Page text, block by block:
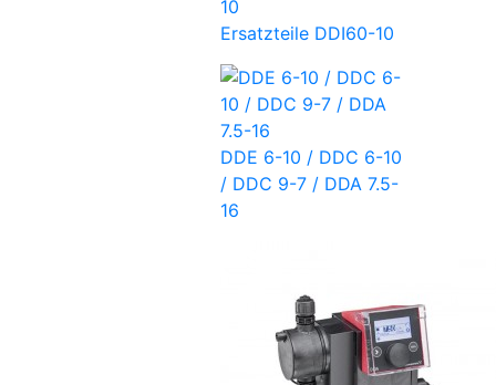
Ersatzteile DDI60-10
DDE 6-10 / DDC 6-10
/ DDC 9-7 / DDA 7.5-
16